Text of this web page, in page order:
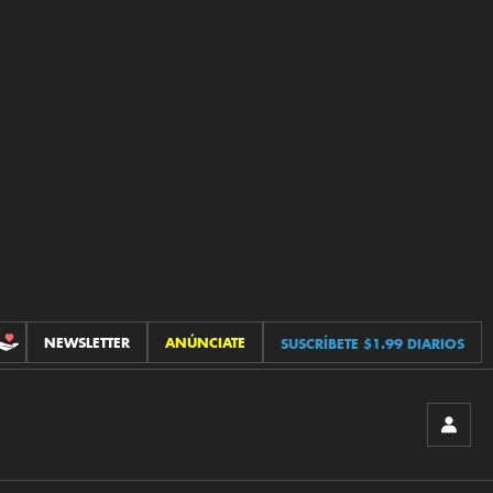
CONTRIBUCIONES
NEWSLETTER ANÚNCIATE SUSCRÍBETE $1.99 DIARIOS